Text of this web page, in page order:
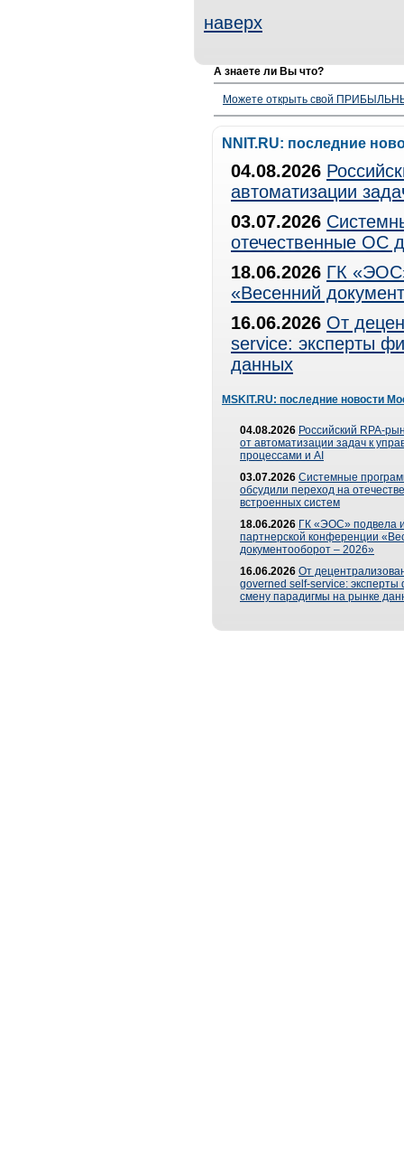
наверх
А знаете ли Вы что?
Можете открыть свой
NNIT.RU: последние
04.08.2026
автоматизации
03.07.2026
отечественные ОС
18.06.2026 ГК
«Весенний
16.06.2026 От
service: эксперты
данных
MSKIT.RU: последние новости
04.08.2026 Российский RPA-
от автоматизации задач к
процессами и AI
03.07.2026 Системные
обсудили переход на
встроенных систем
18.06.2026 ГК «ЭОС» подвела
партнерской конференции
документооборот – 2026»
16.06.2026 От
governed self-service: эксперты
смену парадигмы на рынке